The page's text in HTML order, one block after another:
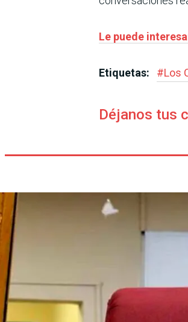
Le puede
Etiquetas: #Los
Déjanos tus